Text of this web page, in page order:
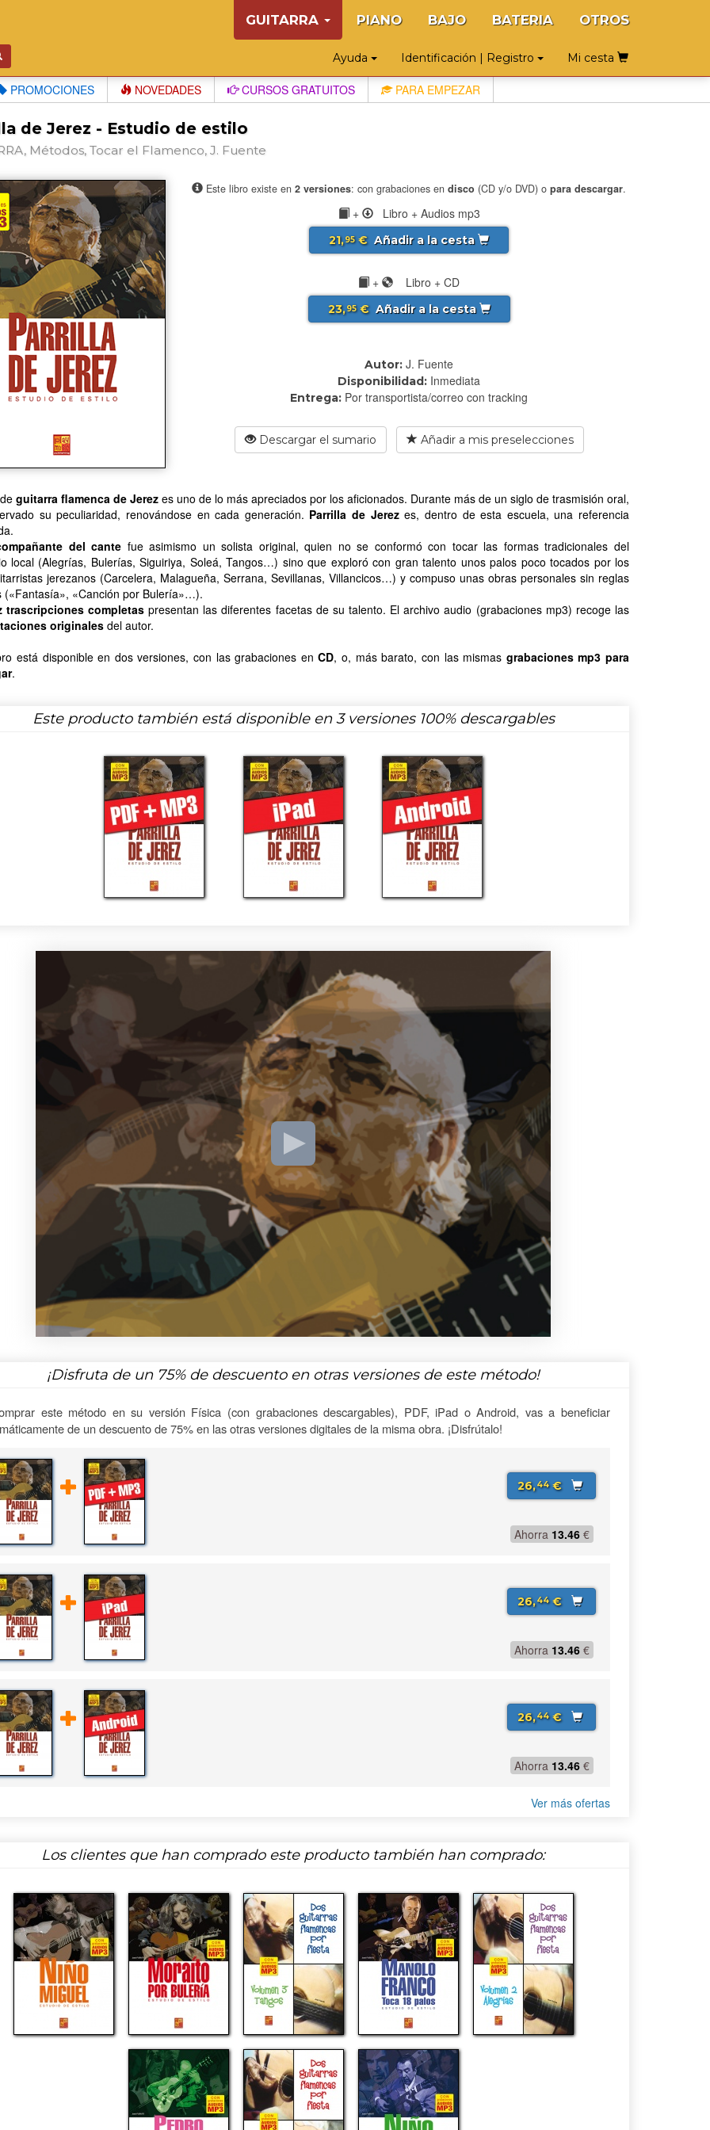
GUITARRA PIANO BAJO BATERIA OTROS
Ayuda Identificación | Registro Mi cesta
PROMOCIONES NOVEDADES CURSOS GRATUITOS PARA EMPEZAR
de Jerez - Estudio de estilo
Métodos, Tocar el Flamenco, J. Fuente
Este libro existe en2 versiones: con grabaciones endisco (CD y/o DVD) opara descargar.
+ Libro + Audios mp3
21,95€ Añadir a la cesta
+ Libro + CD
23,95€ Añadir a la cesta
Autor: J. Fuente
Disponibilidad: Inmediata
Entrega: Por transportista/correo con tracking
Descargar el sumario Añadir a mis preselecciones
guitarra flamenca de Jerezes uno de lo más apreciados por los aficionados. Durante más de un siglo de trasmisión oral,
su peculiaridad, renovándose en cada generación. Parrilla de Jerezes, dentro de esta escuela, una referencia
del cante fue asimismo un solista original, quien no se conformó con tocar las formas tradicionales del
local (Alegrías, Bulerías, Siguiriya, Soleá, Tangos…) sino que exploró con gran talento unos palos poco tocados por los
jerezanos (Carcelera, Malagueña, Serrana, Sevillanas, Villancicos…) y compuso unas obras personales sin reglas
(«Fantasía», «Canción por Bulería»…).
trascripciones completaspresentan las diferentes facetas de su talento. El archivo audio (grabaciones mp3) recoge las
originalesdel autor.
está disponible en dos versiones, con las grabaciones enCD, o, más barato, con las mismas grabaciones mp3 para
.
Este producto también está disponible en 3 versiones 100% descargables
¡Disfruta de un 75%de descuento en otras versiones de este método!
este método en su versión Física (con grabaciones descargables), PDF, iPad o Android, vas a beneficiar
de un descuento de 75% en las otras versiones digitales de la misma obra. ¡Disfrútalo!
26,44€
Ahorra 13.46€
26,44€
Ahorra 13.46€
26,44€
Ahorra 13.46€
Ver más ofertas
Los clientes que han comprado este producto también han comprado: